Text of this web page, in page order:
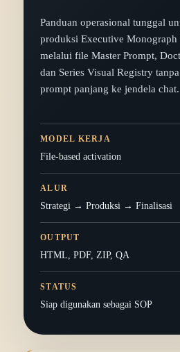
Panduan operasional tunggal
produksi Executive Monograph
melalui file Master Prompt,
dan Series Visual Registry
prompt panjang ke jendela chat.
MODEL KERJA
File-based activation
ALUR
Strategi → Produksi → Finalisasi
OUTPUT
HTML, PDF, ZIP, QA
STATUS
Siap digunakan sebagai SOP